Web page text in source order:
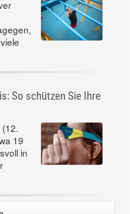
So schützen Sie Ihre
19
in